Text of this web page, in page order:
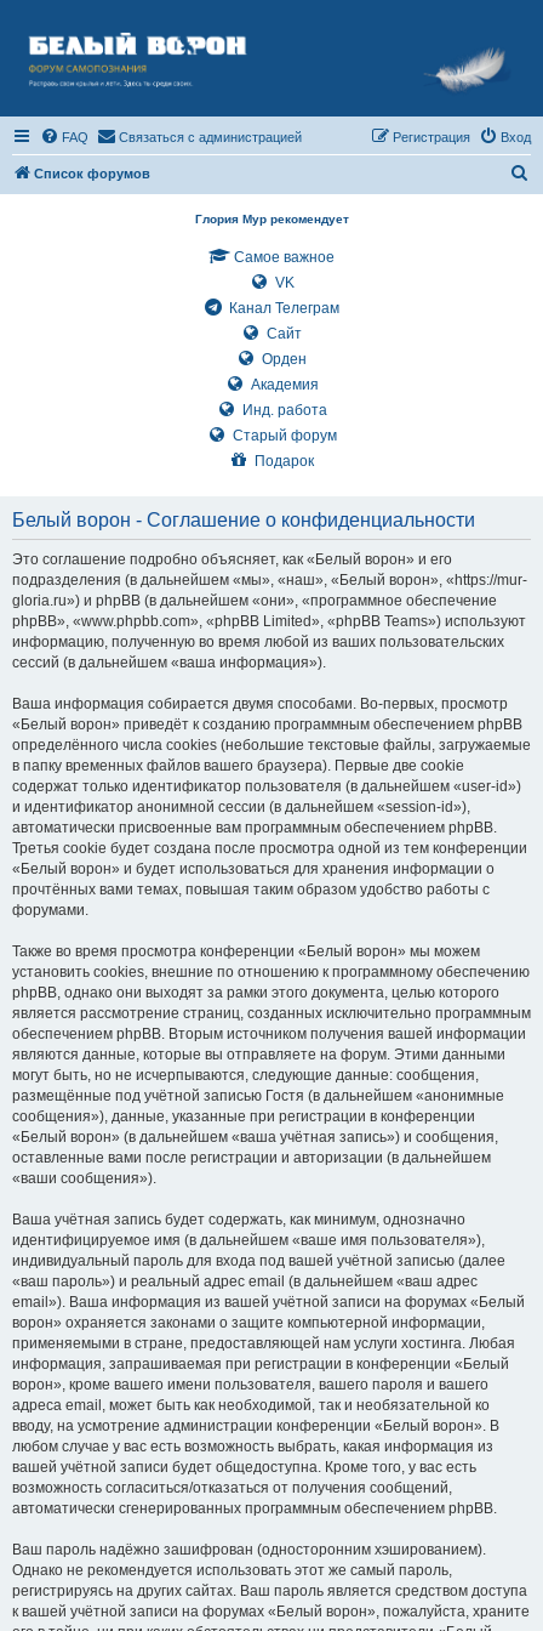
FAQ Связаться с администрацией Вход
Регистрация
Список форумов
Глория Мур рекомендует
Самое важное
VK
Канал Телеграм
Сайт
Орден
Академия
Инд. работа
Старый форум
Подарок
Белый ворон - Соглашение о конфиденциальности
Это соглашение подробно объясняет, как «Белый ворон» и его
подразделения (в дальнейшем «мы», «наш», «Белый ворон», «https://mur-
gloria.ru») и phpBB (в дальнейшем «они», «программное обеспечение
phpBB», «www.phpbb.com», «phpBB Limited», «phpBB Teams») используют
информацию, полученную во время любой из ваших пользовательских
сессий (в дальнейшем «ваша информация»).
Ваша информация собирается двумя способами. Во-первых, просмотр
«Белый ворон» приведёт к созданию программным обеспечением phpBB
определённого числа cookies (небольшие текстовые файлы, загружаемые
в папку временных файлов вашего браузера). Первые две cookie
содержат только идентификатор пользователя (в дальнейшем «user-id»)
и идентификатор анонимной сессии (в дальнейшем «session-id»),
автоматически присвоенные вам программным обеспечением phpBB.
Третья cookie будет создана после просмотра одной из тем конференции
«Белый ворон» и будет использоваться для хранения информации о
прочтённых вами темах, повышая таким образом удобство работы с
форумами.
Также во время просмотра конференции «Белый ворон» мы можем
установить cookies, внешние по отношению к программному обеспечению
phpBB, однако они выходят за рамки этого документа, целью которого
является рассмотрение страниц, созданных исключительно программным
обеспечением phpBB. Вторым источником получения вашей информации
являются данные, которые вы отправляете на форум. Этими данными
могут быть, но не исчерпываются, следующие данные: сообщения,
размещённые под учётной записью Гостя (в дальнейшем «анонимные
сообщения»), данные, указанные при регистрации в конференции
«Белый ворон» (в дальнейшем «ваша учётная запись») и сообщения,
оставленные вами после регистрации и авторизации (в дальнейшем
«ваши сообщения»).
Ваша учётная запись будет содержать, как минимум, однозначно
идентифицируемое имя (в дальнейшем «ваше имя пользователя»),
индивидуальный пароль для входа под вашей учётной записью (далее
«ваш пароль») и реальный адрес email (в дальнейшем «ваш адрес
email»). Ваша информация из вашей учётной записи на форумах «Белый
ворон» охраняется законами о защите компьютерной информации,
применяемыми в стране, предоставляющей нам услуги хостинга. Любая
информация, запрашиваемая при регистрации в конференции «Белый
ворон», кроме вашего имени пользователя, вашего пароля и вашего
адреса email, может быть как необходимой, так и необязательной ко
вводу, на усмотрение администрации конференции «Белый ворон». В
любом случае у вас есть возможность выбрать, какая информация из
вашей учётной записи будет общедоступна. Кроме того, у вас есть
возможность согласиться/отказаться от получения сообщений,
автоматически сгенерированных программным обеспечением phpBB.
Ваш пароль надёжно зашифрован (односторонним хэшированием).
Однако не рекомендуется использовать этот же самый пароль,
регистрируясь на других сайтах. Ваш пароль является средством доступа
к вашей учётной записи на форумах «Белый ворон», пожалуйста, храните